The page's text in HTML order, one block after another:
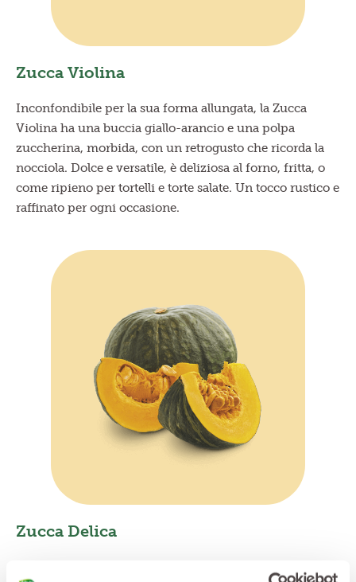
Zucca Violina
Inconfondibile per la sua forma allungata, la Zucca
Violina ha una buccia giallo-arancio e una polpa
zuccherina, morbida, con un retrogusto che ricorda la
nocciola. Dolce e versatile, è deliziosa al forno, fritta, o
come ripieno per tortelli e torte salate. Un tocco rustico e
raffinato per ogni occasione.
Zucca Delica